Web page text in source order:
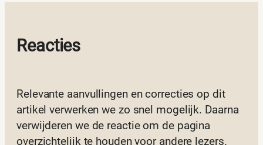
Reacties
Relevante aanvullingen en correcties op dit
artikel verwerken we zo snel mogelijk. Daarna
verwijderen we de reactie om de pagina
overzichtelijk te houden voor andere lezers.